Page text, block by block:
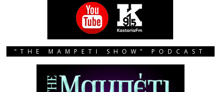
“THE MAMPETI SHOW” PODCAST